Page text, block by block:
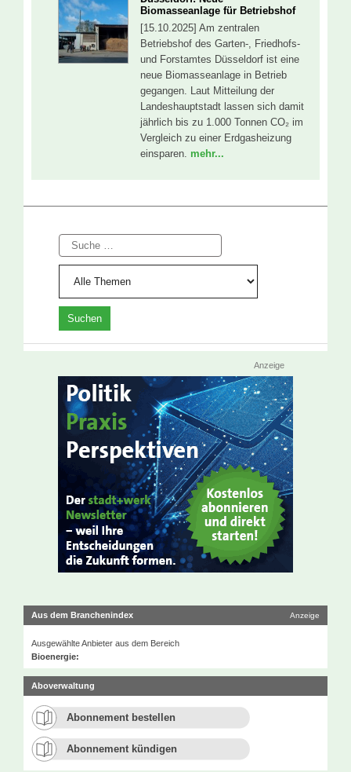
Biomasseanlage für Betriebshof
[15.10.2025] Am zentralen
Betriebshof des Garten-, Friedhofs-
und Forstamtes Düsseldorf ist eine
neue Biomasseanlage in Betrieb
gegangen. Laut Mitteilung der
Landeshauptstadt lassen sich damit
jährlich bis zu 1.000 Tonnen CO₂ im
Vergleich zu einer Erdgasheizung
einsparen. mehr...
Suche
Anzeige
Aus dem Branchenindex Anzeige
Ausgewählte Anbieter aus dem Bereich
Bioenergie:
Aboverwaltung
Abonnement bestellen
Abonnement kündigen